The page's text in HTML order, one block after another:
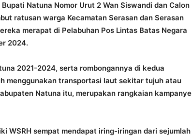
Bupati Natuna Nomor Urut 2 Wan Siswandi dan Calon
ratusan warga Kecamatan Serasan dan Serasan
merapat di Pelabuhan Pos Lintas Batas Negara
2024.
2021-2024, serta rombongannya di kedua
menggunakan transportasi laut sekitar tujuh atau
Natuna itu, merupakan rangkaian kampanye
WSRH sempat mendapat iring-iringan dari sejumlah